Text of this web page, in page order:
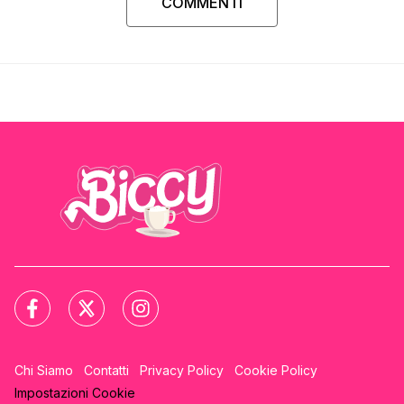
Chi Siamo Contatti Privacy Policy
Cookie Policy
Impostazioni Cookie